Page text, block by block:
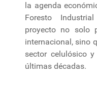
la agenda
Foresto
proyecto no solo
internacional, sino
sector celulósico
últimas décadas.